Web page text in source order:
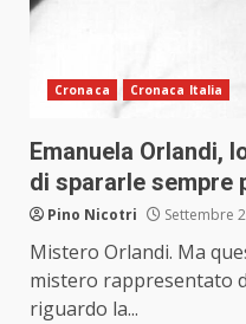
Cronaca Cronaca Italia
Emanuela Orlandi,
di spararle sempre
Pino Nicotri Settembre
Mistero Orlandi. Ma
mistero rappresentato
riguardo la...